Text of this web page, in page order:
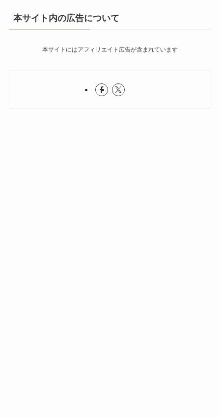
本サイト内の広告について
本サイトにはアフィリエイト広告が含まれています